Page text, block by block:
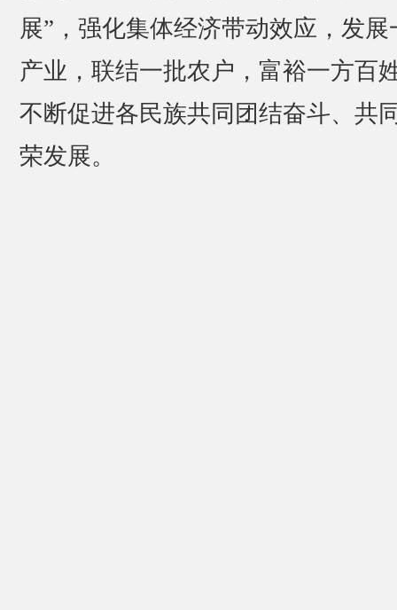
展”，强化集体经济带动效应，发展
产业，联结一批农户，富裕一方百
不断促进各民族共同团结奋斗、共
荣发展。